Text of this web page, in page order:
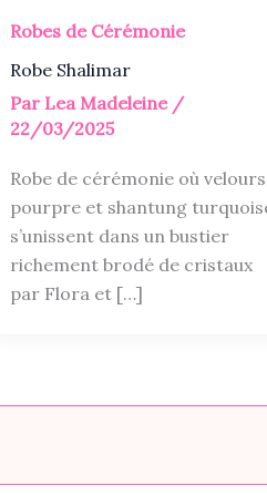
Robes de Cérémonie
Robe Shalimar
Par Lea Madeleine /
22/03/2025
Robe de cérémonie où velours
pourpre et shantung
s’unissent dans un bustier
richement brodé de cristaux
par Flora et […]